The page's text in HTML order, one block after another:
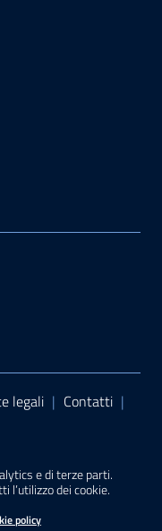
e di terze parti.
l’utilizzo dei cookie.
policy
legali | Contatti |
da